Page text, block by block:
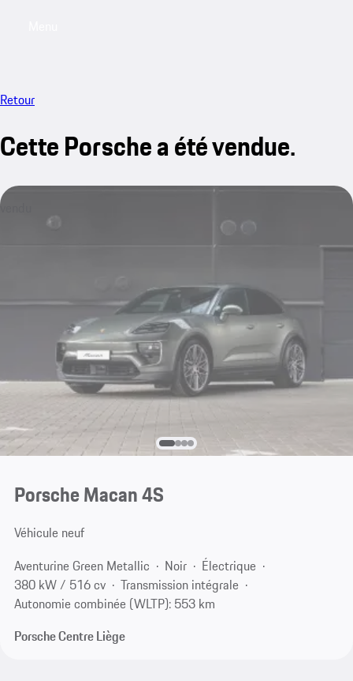
Retour
Cette Porsche a été vendue.
vendu
Porsche Macan 4S
Véhicule neuf
Aventurine Green Metallic
Noir
Électrique
380 kW / 516 cv
Transmission intégrale
Autonomie combinée (WLTP): 553 km
Porsche Centre Liège